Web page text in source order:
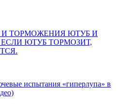
И ТОРМОЖЕНИЯ ЮТУБ И
ЮТУБ ТОРМОЗИТ,
испытания «гиперлупа» в